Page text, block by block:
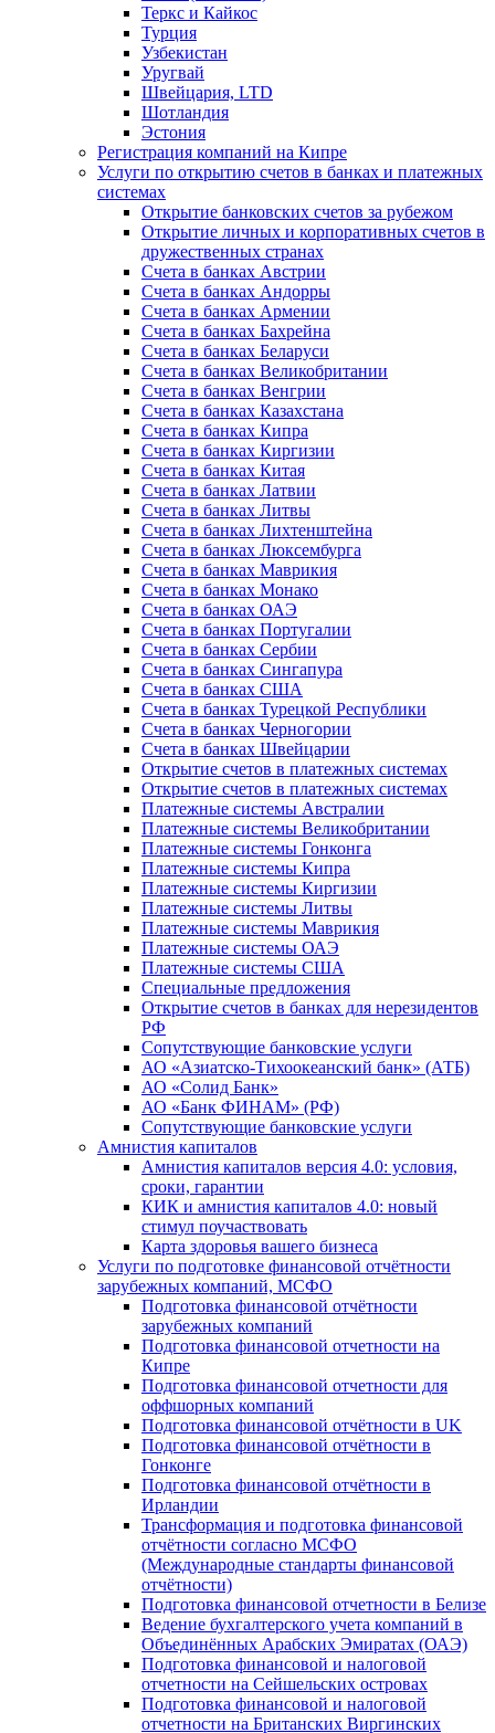
Теркс и Кайкос
Турция
Узбекистан
Уругвай
Швейцария, LTD
Шотландия
Эстония
Регистрация компаний на Кипре
Услуги по открытию счетов в банках и платежных
системах
Открытие банковских счетов за рубежом
Открытие личных и корпоративных счетов в
дружественных странах
Счета в банках Австрии
Счета в банках Андорры
Счета в банках Армении
Счета в банках Бахрейна
Счета в банках Беларуси
Счета в банках Великобритании
Счета в банках Венгрии
Счета в банках Казахстана
Счета в банках Кипра
Счета в банках Киргизии
Счета в банках Китая
Счета в банках Латвии
Счета в банках Литвы
Счета в банках Лихтенштейна
Счета в банках Люксембурга
Счета в банках Маврикия
Счета в банках Монако
Счета в банках ОАЭ
Счета в банках Португалии
Счета в банках Сербии
Счета в банках Сингапура
Счета в банках США
Счета в банках Турецкой Республики
Счета в банках Черногории
Счета в банках Швейцарии
Открытие счетов в платежных системах
Открытие счетов в платежных системах
Платежные системы Австралии
Платежные системы Великобритании
Платежные системы Гонконга
Платежные системы Кипра
Платежные системы Киргизии
Платежные системы Литвы
Платежные системы Маврикия
Платежные системы ОАЭ
Платежные системы США
Специальные предложения
Открытие счетов в банках для нерезидентов
РФ
Сопутствующие банковские услуги
АО «Азиатско-Тихоокеанский банк» (АТБ)
АО «Солид Банк»
АО «Банк ФИНАМ» (РФ)
Сопутствующие банковские услуги
Амнистия капиталов
Амнистия капиталов версия 4.0: условия,
сроки, гарантии
КИК и амнистия капиталов 4.0: новый
стимул поучаствовать
Карта здоровья вашего бизнеса
Услуги по подготовке финансовой отчётности
зарубежных компаний, МСФО
Подготовка финансовой отчётности
зарубежных компаний
Подготовка финансовой отчетности на
Кипре
Подготовка финансовой отчетности для
оффшорных компаний
Подготовка финансовой отчётности в UK
Подготовка финансовой отчётности в
Гонконге
Подготовка финансовой отчётности в
Ирландии
Трансформация и подготовка финансовой
отчётности согласно МСФО
(Международные стандарты финансовой
отчётности)
Подготовка финансовой отчетности в Белизе
Ведение бухгалтерского учета компаний в
Объединённых Арабских Эмиратах (ОАЭ)
Подготовка финансовой и налоговой
отчетности на Сейшельских островах
Подготовка финансовой и налоговой
отчетности на Британских Виргинских